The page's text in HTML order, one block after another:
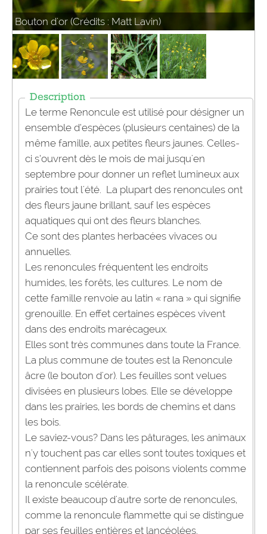
Bouton d'or (Crédits : Matt Lavin)
Description
Le terme Renoncule est utilisé pour désigner un
ensemble d’espèces (plusieurs centaines) de la
même famille, aux petites fleurs jaunes. Celles-
ci s’ouvrent dès le mois de mai jusqu'en
septembre pour donner un reflet lumineux aux
prairies tout l'été. La plupart des renoncules ont
des fleurs jaune brillant, sauf les espèces
aquatiques qui ont des fleurs blanches.
Ce sont des plantes herbacées vivaces ou
annuelles.
Les renoncules fréquentent les endroits
humides, les forêts, les cultures. Le nom de
cette famille renvoie au latin « rana » qui signifie
grenouille. En effet certaines espèces vivent
dans des endroits marécageux.
Elles sont très communes dans toute la France.
La plus commune de toutes est la Renoncule
âcre (le bouton d'or). Les feuilles sont velues
divisées en plusieurs lobes. Elle se développe
dans les prairies, les bords de chemins et dans
les bois.
Le saviez-vous? Dans les pâturages, les animaux
n'y touchent pas car elles sont toutes toxiques et
contiennent parfois des poisons violents comme
la renoncule scélérate.
Il existe beaucoup d'autre sorte de renoncules,
comme la renoncule flammette qui se distingue
par ses feuilles entières et lancéolées.